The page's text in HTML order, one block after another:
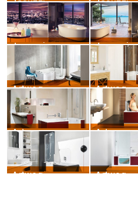
Jacuzzi – ARGA180 frontale Jacuzzi – ARGA180 centrostanza
Jacuzzi – Arga Amb 02 Jacuzzi – Arga Amb 01
Artweger – Twinline Artwall Beton Artweger – Renovierung mit Twinline
Artweger – Komfortbad bordeaux Artweger – Koje02 mit Model 02
Artweger – Designbad anthrazit Artweger – Badewanne – bordeaux01